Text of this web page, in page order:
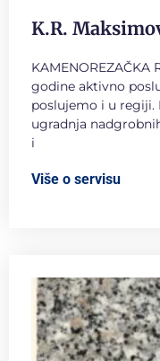
K.R.
KAMENOREZAČKA
godine aktivno
poslujemo i u regiji.
ugradnja
i
Više o servisu